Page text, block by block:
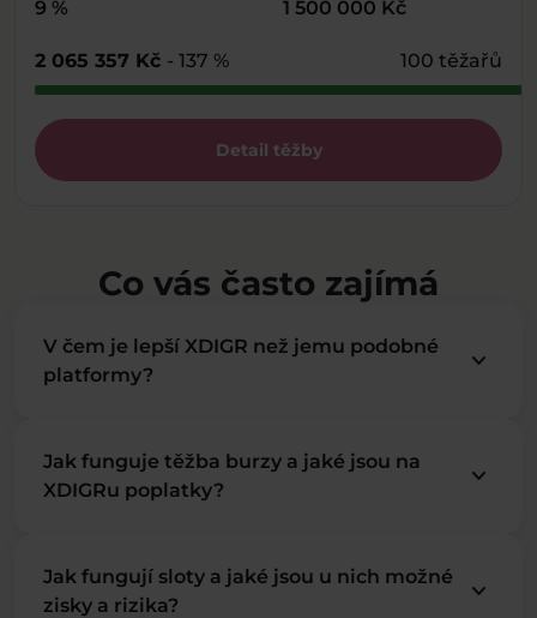
9 % 1 500 000 Kč
2 065 357 Kč - 137 % 100 těžařů
Detail těžby
Co vás často zajímá
V čem je lepší XDIGR než jemu podobné
platformy?
keyboard_arrow_down
Jak funguje těžba burzy a jaké jsou na
XDIGRu poplatky?
keyboard_arrow_down
Jak fungují sloty a jaké jsou u nich možné
zisky a rizika?
keyboard_arrow_down